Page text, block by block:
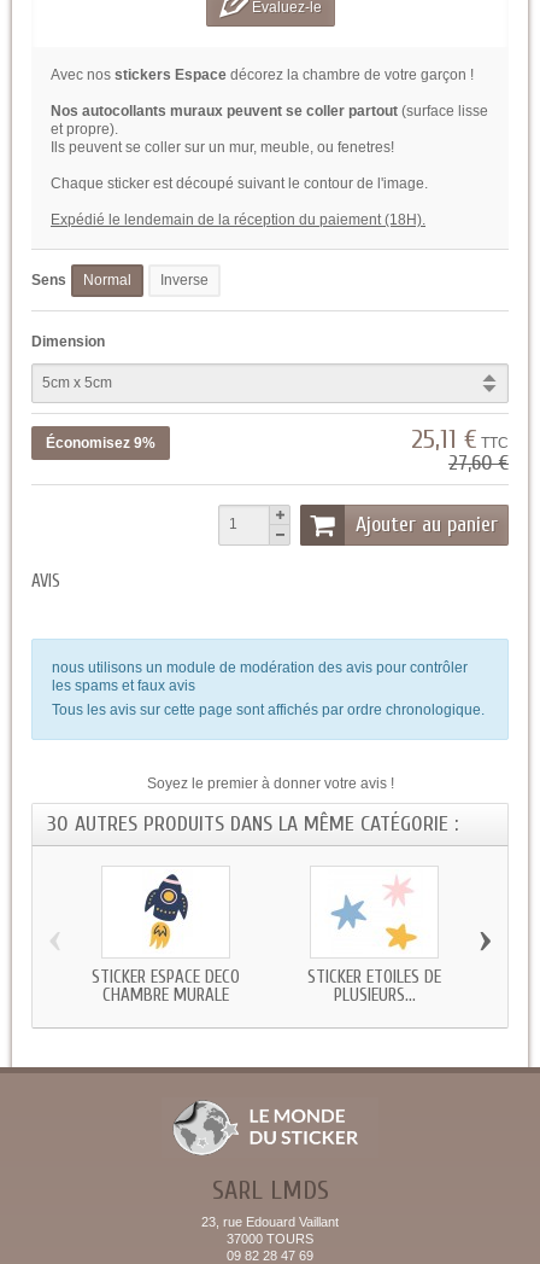
Evaluez-le
Avec nos stickers Espace décorez la chambre de votre garçon !
Nos autocollants muraux peuvent se coller partout (surface lisse
et propre).
Ils peuvent se coller sur un mur, meuble, ou fenetres!
Chaque sticker est découpé suivant le contour de l'image.
Expédié le lendemain de la réception du paiement (18H).
Sens Normal Inverse
Dimension
Économisez 9% 25,11 € TTC
27,60 €
Ajouter au panier
AVIS
nous utilisons un module de modération des avis pour contrôler
les spams et faux avis
Tous les avis sur cette page sont affichés par ordre chronologique.
Soyez le premier à donner votre avis !
30 AUTRES PRODUITS DANS LA MÊME CATÉGORIE :
STICKER ESPACE DECO
CHAMBRE MURALE
STICKER ETOILES DE
PLUSIEURS...
‹ ›
SARL LMDS
23, rue Edouard Vaillant
37000 TOURS
09 82 28 47 69